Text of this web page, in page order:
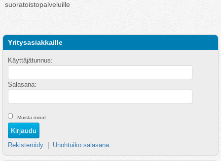
suoratoistopalveluille
Yritysasiakkaille
Käyttäjätunnus:
Salasana:
Muista minut
Rekisteröidy Unohtuiko salasana